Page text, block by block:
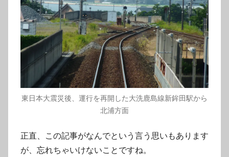
東日本大震災後、運行を再開した大洗鹿島線新鉾田駅から
北浦方面
正直、この記事がなんでという言う思いもあります
が、忘れちゃいけないことですね。